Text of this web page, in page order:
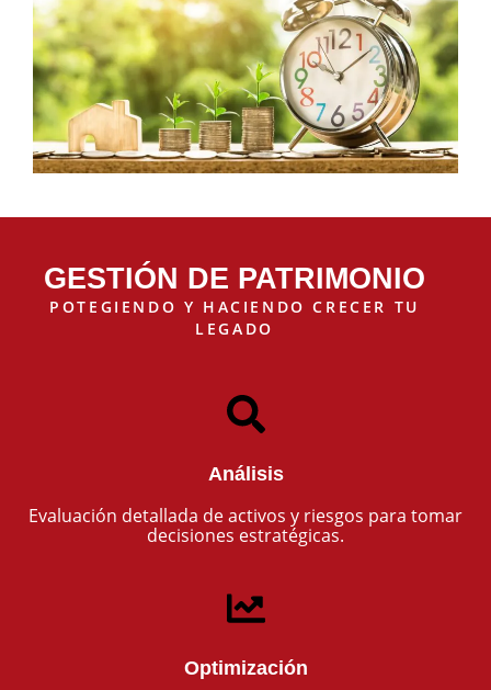
Análisis
Evaluación detallada de activos y riesgos para tomar
decisiones estratégicas.
Optimización
GESTIÓN DE PATRIMONIO
POTEGIENDO Y HACIENDO CRECER TU
LEGADO